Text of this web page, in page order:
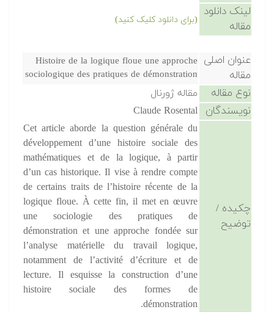
لینک دانلود
مقاله
(برای دانلود کلیک کنید)
عنوان اصلی
مقاله
Histoire de la logique floue une approche
sociologique des pratiques de démonstration
نوع مقاله مقاله ژورنال
نویسندگان Claude Rosental
چکیده /
توضیح
Cet article aborde la question générale du
développement d’une histoire sociale des
mathématiques et de la logique, à partir
d’un cas historique. Il vise à rendre compte
de certains traits de l’histoire récente de la
logique floue. À cette fin, il met en œuvre
une sociologie des pratiques de
démonstration et une approche fondée sur
l’analyse matérielle du travail logique,
notamment de l’activité d’écriture et de
lecture. Il esquisse la construction d’une
histoire sociale des formes de
démonstration.